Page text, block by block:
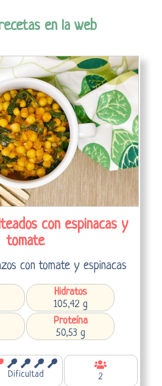
en la web
con espinacas y
tomate
con tomate y espinacas
Hidratos
105,42 g
Proteína
50,53 g
Dificultad 2